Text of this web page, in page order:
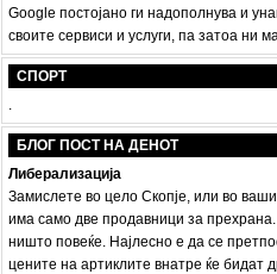
Google постојано ги надополнува и
своите сервиси и услуги, па затоа ни
СПОРТ
.
БЛОГ ПОСТ НА ДЕНОТ
Либерализација
Замислете во цело Скопје, или во
има само две продавници за
ништо повеќе. Најлесно е да се
цените на артиклите внатре ќе бидат